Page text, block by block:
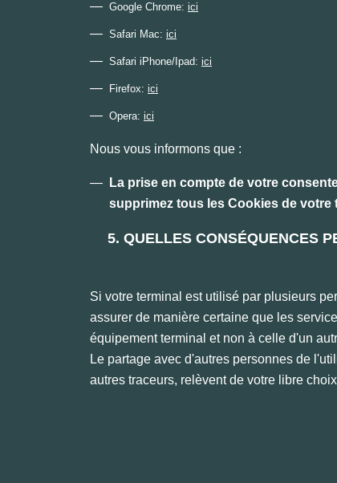
Google Chrome: ici
Safari Mac: ici
Safari iPhone/Ipad: ici
Firefox: ici
Opera: ici
Nous vous informons que :
La prise en compte de votre
supprimez tous les Cookies de
5. QUELLES CONSÉQUENCES
Si votre terminal est utilisé par plusieurs
assurer de manière certaine que les
équipement terminal et non à celle d'un
Le partage avec d'autres personnes de
autres traceurs, relèvent de votre libre